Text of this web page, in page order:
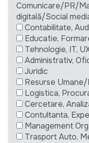
Comunicare/PR/
digitală/Social
Contabilitate,
Educatie,
Tehnologie, IT,
Administrativ,
Juridic
Resurse Umane/
Logistica,
Cercetare,
Contultanta,
Management
Trasport Auto,